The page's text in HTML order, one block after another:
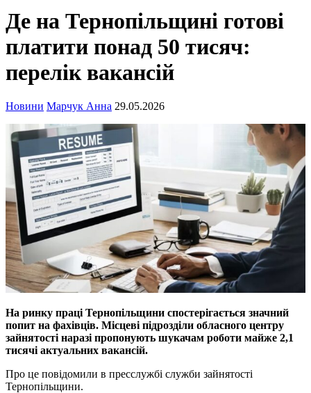
Де на Тернопільщині готові
платити понад 50 тисяч:
перелік вакансій
Новини Марчук Анна 29.05.2026
На ринку праці Тернопільщини спостерігається значний
попит на фахівців. Місцеві підрозділи обласного центру
зайнятості наразі пропонують шукачам роботи майже 2,1
тисячі актуальних вакансій.
Про це повідомили в пресслужбі служби зайнятості
Тернопільщини.